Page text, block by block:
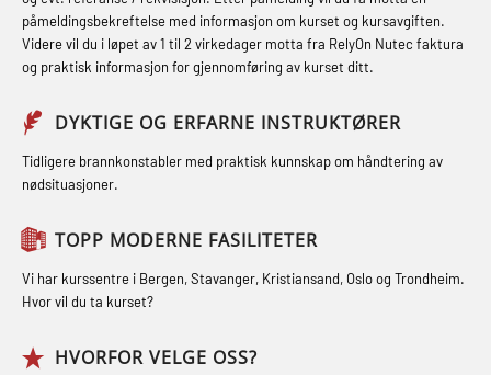
Førstehjelp – repetisjon (OFA102)
Førstehjelp grunnkurs (OFABLE101)
GOC sertifikat grunnleggende
(GMDSS) (MRC101)
GOC sertifikat repetisjon (GMDSS)
(MRC102)
GSK Sikkerhetskurs offshore for
oljearbeidere (OBS1055)
GWO: BST – Offshore (Blended with
og med.behandling (MBS134)
STCW Kombi Oppdatering Offiserer
og Medisinsk Behandling med
Webinar (MBS1341)
STCW Oppdatering for offiserer 24 t
(MBS114)
STCW Medisinsk førstehjelp (MFA1081)
STCW Medisinsk førstehjelp
oppdatering (MBSBLE025)
STCW Oppdatering Medisinsk
Røykdykking industrivern –
repetisjon (LFI105)
Sikkerhetskurs for ansatte på
oppdrettsanlegg (LBS100)
Ulykkesgransking – Webinar (LSP103)
(LFI100)
påmeldingsbekreftelse med informasjon om kurset og kursavgiften.
Videre vil du i løpet av 1 til 2 virkedager motta fra RelyOn Nutec faktura
og praktisk informasjon for gjennomføring av kurset ditt.
DYKTIGE OG ERFARNE INSTRUKTØRER
Tidligere brannkonstabler med praktisk kunnskap om håndtering av
nødsituasjoner.
TOPP MODERNE FASILITETER
Vi har kurssentre i Bergen, Stavanger, Kristiansand, Oslo og Trondheim.
Hvor vil du ta kurset?
HVORFOR VELGE OSS?